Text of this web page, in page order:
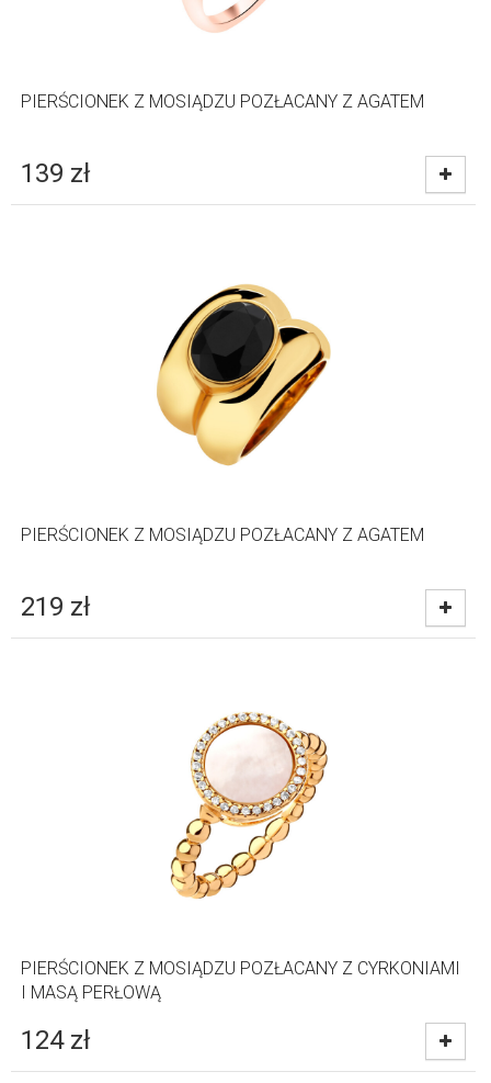
PIERŚCIONEK Z MOSIĄDZU POZŁACANY Z AGATEM
139 zł
PIERŚCIONEK Z MOSIĄDZU POZŁACANY Z AGATEM
219 zł
PIERŚCIONEK Z MOSIĄDZU POZŁACANY Z CYRKONIAMI
I MASĄ PERŁOWĄ
124 zł